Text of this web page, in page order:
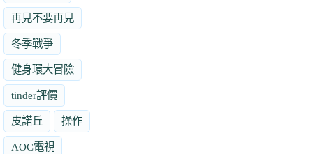
再見不要再見
冬季戰爭
健身環大冒險
tinder評價
皮諾丘 操作
AOC電視